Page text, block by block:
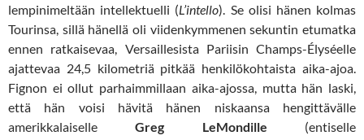
lempinimeltään intellektuelli (L’intello). Se olisi hänen kolmas
Tourinsa, sillä hänellä oli viidenkymmenen sekuntin etumatka
ennen ratkaisevaa, Versaillesista Pariisin Champs-Élyséelle
ajattevaa 24,5 kilometriä pitkää henkilökohtaista aika-ajoa.
Fignon ei ollut parhaimmillaan aika-ajossa, mutta hän laski,
että hän voisi hävitä hänen niskaansa hengittävälle
amerikkalaiselleGreg LeMondille (entiselle